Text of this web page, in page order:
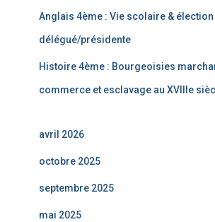
Anglais 4ème : Vie scolaire &
délégué/présidente
Histoire 4ème : Bourgeoisies
commerce et esclavage au XVIIIe
avril 2026
octobre 2025
septembre 2025
mai 2025